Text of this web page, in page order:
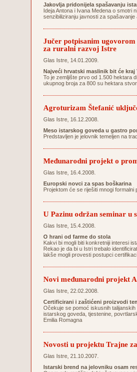
Jakovlja pridonijela spašavanju
Ideja Antona i Ivana Medena o smotri
senzibiliziranju javnosti za
Jučer potpisanim
za ruralni razvoj Istre
Glas Istre, 14.01.2009.
Najveći hrvatski maslinik bit će kraj
To je zemljište prvo od 1.500 hektara
ukupnog broja za 800 su hektara
Agroturizam Štefanić
Glas Istre, 16.12.2008.
Meso istarskog goveda u gastro
Predstavljen je jelovnik temeljen na
Međunarodni projekt o
Glas Istre, 16.4.2008.
Europski novci za spas boškarina
Projektom će se riješiti mnogi
U Pazinu održan seminar
Glas Istre, 15.4.2008.
O hrani od farme do stola
Kakvi bi mogli biti konkretniji interesi
Rekao je da bi u Istri trebalo
lakše mogli provesti postupci
Novi međunarodni projekt
Glas Istre, 22.02.2008.
Certificirani i zaštićeni proizvodi
Očekuje se pomoć iskusnih
istarskog goveda, tjestenine,
Emilia Romagna
Novosti u projektu Trajne
Glas Istre, 21.10.2007.
Istarski brend na jelovniku osam